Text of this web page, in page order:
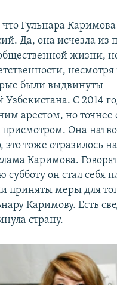
Гульнара Каримова
Да, она исчезла из
жизни,
несмотря
были выдвинуты
Узбекистана. С 2014
арестом, но точнее
присмотром. Она
тоже отразилось на
Каримова.
субботу он стал себя
приняты меры для
Каримову. Есть
страну.